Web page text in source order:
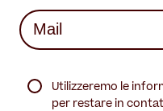
Last
Mail
(Required)
Utilizzeremo le
per restare in